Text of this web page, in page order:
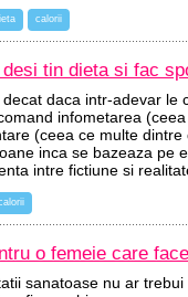
calorii
tin dieta si fac
daca intr-adevar
infometarea
(ceea ce multe
inca se bazeaza pe
intre fictiune si
o femeie care
sanatoase nu ar